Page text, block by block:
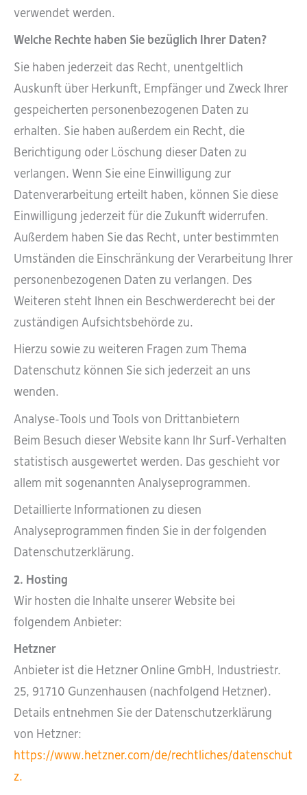
verwendet werden.
Welche Rechte haben Sie bezüglich Ihrer Daten?
Sie haben jederzeit das Recht, unentgeltlich
Auskunft über Herkunft, Empfänger und Zweck Ihrer
gespeicherten personenbezogenen Daten zu
erhalten. Sie haben außerdem ein Recht, die
Berichtigung oder Löschung dieser Daten zu
verlangen. Wenn Sie eine Einwilligung zur
Datenverarbeitung erteilt haben, können Sie diese
Einwilligung jederzeit für die Zukunft widerrufen.
Außerdem haben Sie das Recht, unter bestimmten
Umständen die Einschränkung der Verarbeitung Ihrer
personenbezogenen Daten zu verlangen. Des
Weiteren steht Ihnen ein Beschwerderecht bei der
zuständigen Aufsichtsbehörde zu.
Hierzu sowie zu weiteren Fragen zum Thema
Datenschutz können Sie sich jederzeit an uns
wenden.
Analyse-Tools und Tools von Drittanbietern
Beim Besuch dieser Website kann Ihr Surf-Verhalten
statistisch ausgewertet werden. Das geschieht vor
allem mit sogenannten Analyseprogrammen.
Detaillierte Informationen zu diesen
Analyseprogrammen finden Sie in der folgenden
Datenschutzerklärung.
2. Hosting
Wir hosten die Inhalte unserer Website bei
folgendem Anbieter:
Hetzner
Anbieter ist die Hetzner Online GmbH, Industriestr.
25, 91710 Gunzenhausen (nachfolgend Hetzner).
Details entnehmen Sie der Datenschutzerklärung
von Hetzner:
https://www.hetzner.com/de/rechtliches/datenschut
z.